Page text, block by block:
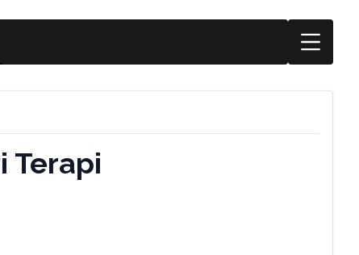
Terapi